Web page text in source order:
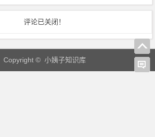
[设
评论已关闭！
Copyright © 小姨子知识库